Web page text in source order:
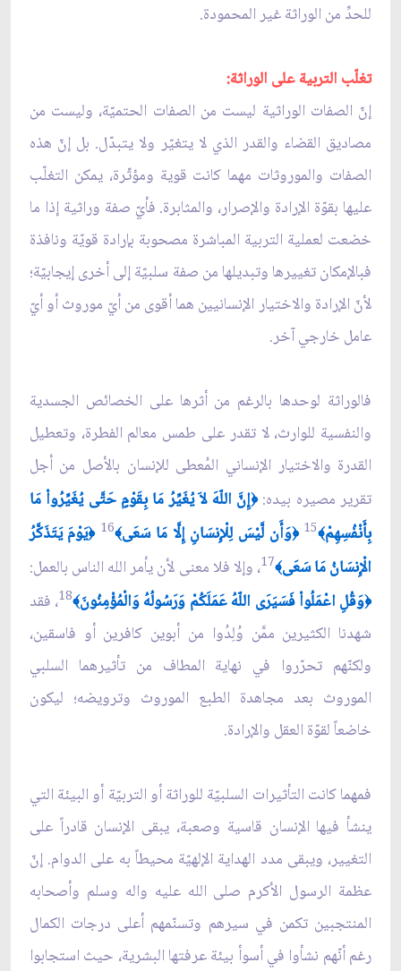
للحدِّ من الوراثة غير المحمودة.
تغلّب التربية على الوراثة:
إنّ الصفات الوراثية ليست من الصفات الحتميّة، وليست من
مصاديق القضاء والقدر الذي لا يتغيّر ولا يتبدّل. بل إنّ هذه
الصفات والموروثات مهما كانت قوية ومؤثّرة، يمكن التغلّب
عليها بقوّة الإرادة والإصرار، والمثابرة. فأيّ صفة وراثية إذا ما
خضعت لعملية التربية المباشرة مصحوبة بإرادة قويّة ونافذة
فبالإمكان تغييرها وتبديلها من صفة سلبيّة إلى أخرى إيجابيّة؛
لأنّ الإرادة والاختيار الإنسانيين هما أقوى من أيّ موروث أو أيّ
عامل خارجي آخر.
فالوراثة لوحدها بالرغم من أثرها على الخصائص الجسدية
والنفسية للوارث، لا تقدر على طمس معالم الفطرة، وتعطيل
القدرة والاختيار الإنساني المُعطى للإنسان بالأصل من أجل
تقرير مصيره بيده:﴿إِنَّ اللّهَ لاَ يُغَيِّرُ مَا بِقَوْمٍ حَتَّى يُغَيِّرُواْ مَا
بِأَنْفُسِهِمْ﴾15 ﴿وَأَن لَّيْسَ لِلْإِنسَانِ إِلَّا مَا سَعَى﴾16 ﴿يَوْمَ يَتَذَكَّرُ
الْإِنسَانُ مَا سَعَى﴾17، وإلا فلا معنى لأن يأمر الله الناس بالعمل:
﴿وَقُلِ اعْمَلُواْ فَسَيَرَى اللّهُ عَمَلَكُمْ وَرَسُولُهُ وَالْمُؤْمِنُونَ﴾18، فقد
شهدنا الكثيرين ممَّن وُلِدُوا من أبوين كافرين أو فاسقين،
ولكنّهم تحرّروا في نهاية المطاف من تأثيرهما السلبي
الموروث بعد مجاهدة الطبع الموروث وترويضه؛ ليكون
خاضعاً لقوّة العقل والإرادة.
فمهما كانت التأثيرات السلبيّة للوراثة أو التربيّة أو البيئة التي
ينشأ فيها الإنسان قاسية وصعبة، يبقى الإنسان قادراً على
التغيير، ويبقى مدد الهداية الإلهيّة محيطاً به على الدوام. إنّ
عظمة الرسول الأكرم صلى الله عليه واله وسلم وأصحابه
المنتجبين تكمن في سيرهم وتسنّمهم أعلى درجات الكمال
رغم أنّهم نشأوا في أسوأ بيئة عرفتها البشرية، حيث استجابوا